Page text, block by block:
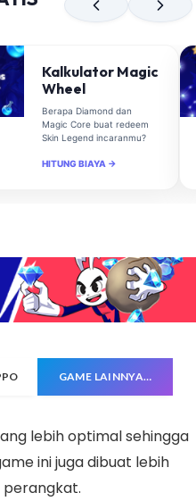
Kalkulator Magic
Wheel
Berapa Diamond dan
Magic Core buat redeem
Skin Legend incaranmu?
HITUNG BIAYA →
GAME LAINNYA…
lebih optimal sehingga
ini juga dibuat lebih
perangkat.